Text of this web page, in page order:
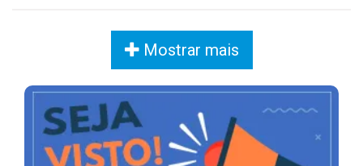
Mostrar mais